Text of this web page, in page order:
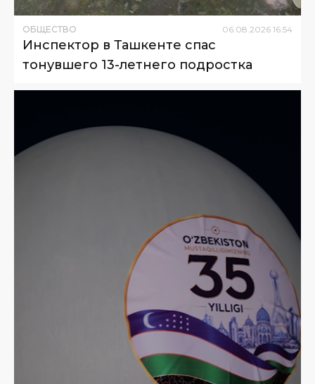
ОБЩЕСТВО 06 08 2026 16:54
Инспектор в Ташкенте спас
тонувшего 13-летнего подростка